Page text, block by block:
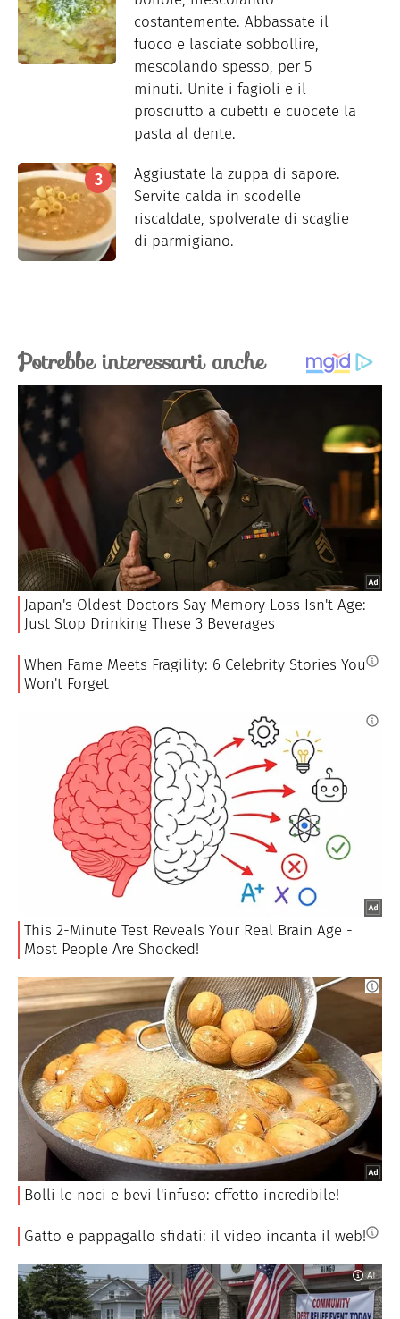
costantemente. Abbassate il
fuoco e lasciate sobbollire,
mescolando spesso, per 5
minuti. Unite i fagioli e il
prosciutto a cubetti e cuocete la
pasta al dente.
Aggiustate la zuppa di sapore.
Servite calda in scodelle
riscaldate, spolverate di scaglie
di parmigiano.